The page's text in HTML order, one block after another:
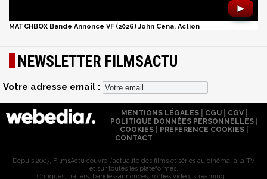
►
MATCHBOX Bande Annonce VF (2026) John Cena, Action
NEWSLETTER FILMSACTU
Votre adresse email :
MENTIONS LÉGALES| CGU| CGV|
POLITIQUE DONNÉES PERSONNELLES
COOKIES
PRÉFÉRENCE COOKIES
CONTACT
Depuis 2007, FilmsActu couvre l'actualité des films et séries au cinéma, à la TV
et sur toutes les plateformes.
Critiques, trailers, bandes-annonces, sorties vidéo, streaming...